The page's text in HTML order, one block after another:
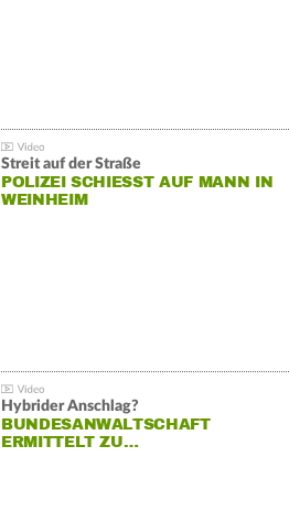
Streit auf der Straße
POLIZEI SCHIESST AUF MANN IN W
EINHEIM
Hybrider Anschlag?
BUNDESANWALTSCHAFT
ERMITTELT ZU…